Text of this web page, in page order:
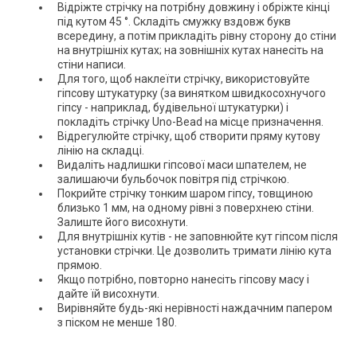
Відріжте стрічку на потрібну довжину і обріжте кінці
під кутом 45 °. Складіть смужку вздовж букв
всередину, а потім прикладіть рівну сторону до стіни
на внутрішніх кутах; на зовнішніх кутах нанесіть на
стіни написи.
Для того, щоб наклеїти стрічку, використовуйте
гіпсову штукатурку (за винятком швидкосохнучого
гіпсу - наприклад, будівельної штукатурки) і
покладіть стрічку Uno-Bead на місце призначення.
Відрегулюйте стрічку, щоб створити пряму кутову
лінію на складці.
Видаліть надлишки гіпсової маси шпателем, не
залишаючи бульбочок повітря під стрічкою.
Покрийте стрічку тонким шаром гіпсу, товщиною
близько 1 мм, на одному рівні з поверхнею стіни.
Залиште його висохнути.
Для внутрішніх кутів - не заповнюйте кут гіпсом після
установки стрічки. Це дозволить тримати лінію кута
прямою.
Якщо потрібно, повторно нанесіть гіпсову масу і
дайте їй висохнути.
Вирівняйте будь-які нерівності наждачним папером
з піском не менше 180.